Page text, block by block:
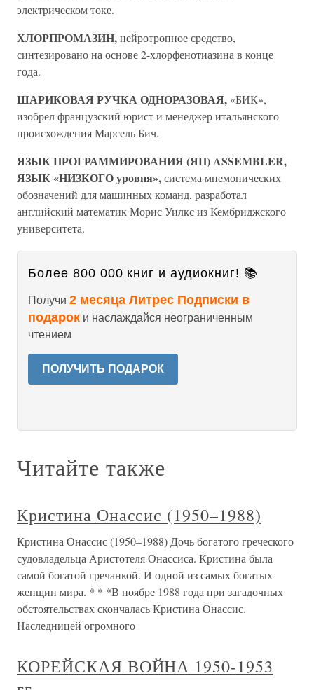
электрическом токе.
ХЛОРПРОМАЗИН,нейротропное средство,
синтезировано на основе 2-хлорфенотиазина в конце
года.
ШАРИКОВАЯ РУЧКА ОДНОРАЗОВАЯ, «БИК»,
изобрел французский юрист и менеджер итальянского
происхождения Марсель Бич.
ЯЗЫК ПРОГРАММИРОВАНИЯ (ЯП) ASSEMBLER,
ЯЗЫК «НИЗКОГО уровня»,система мнемонических
обозначений для машинных команд, разработал
английский математик Морис Уилкс из Кембриджского
университета.
Более 800 000 книг и аудиокниг! 📚
Получи 2 месяца Литрес Подписки в
подарок и наслаждайся неограниченным
чтением
ПОЛУЧИТЬ ПОДАРОК
Читайте также
Кристина Онассис (1950–1988)
Кристина Онассис (1950–1988) Дочь богатого греческого
судовладельца Аристотеля Онассиса. Кристина была
самой богатой гречанкой. И одной из самых богатых
женщин мира. * * *В ноябре 1988 года при загадочных
обстоятельствах скончалась Кристина Онассис.
Наследницей огромного
КОРЕЙСКАЯ ВОЙНА 1950-1953